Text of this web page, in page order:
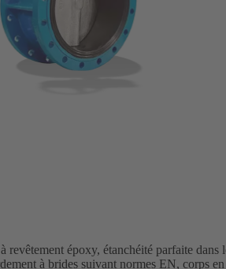
revêtement époxy, étanchéité parfaite dans
à brides suivant normes EN, corps